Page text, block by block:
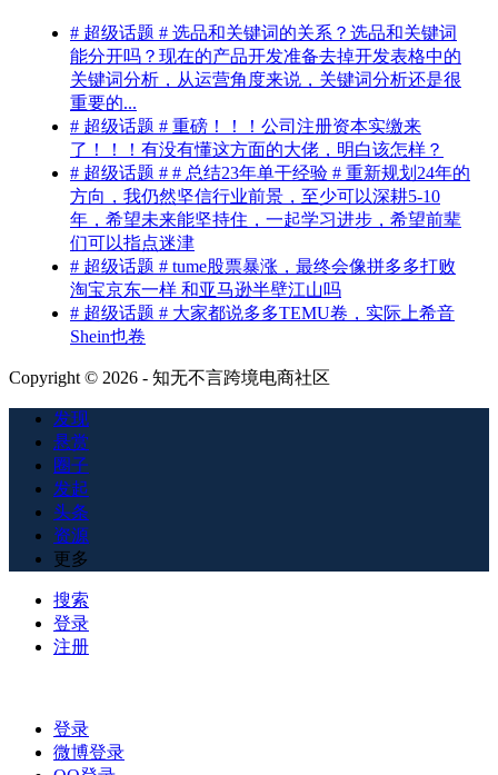
# 超级话题 # 选品和关键词的关系？选品和关键词
能分开吗？现在的产品开发准备去掉开发表格中的
关键词分析，从运营角度来说，关键词分析还是很
重要的...
# 超级话题 # 重磅！！！公司注册资本实缴来
了！！！有没有懂这方面的大佬，明白该怎样？
# 超级话题 # # 总结23年单干经验 # 重新规划24年的
方向，我仍然坚信行业前景，至少可以深耕5-10
年，希望未来能坚持住，一起学习进步，希望前辈
们可以指点迷津
# 超级话题 # tume股票暴涨，最终会像拼多多打败
淘宝京东一样 和亚马逊半壁江山吗
# 超级话题 # 大家都说多多TEMU卷，实际上希音
Shein也卷
Copyright © 2026 - 知无不言跨境电商社区
发现
悬赏
圈子
发起
头条
资源
更多
搜索
登录
注册
登录
微博登录